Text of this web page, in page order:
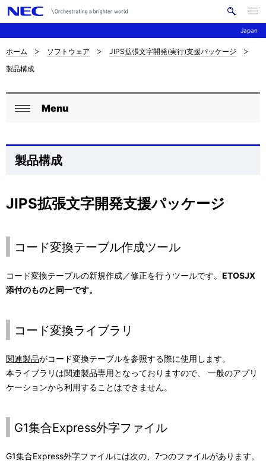
Japan
イ
メ
ニ
ュ
ナ
ビ
ゲ
ョ
サ
イ
ト
の
現
位
ホーム ソフトウェア
JIPS拡張文字開発(実行)支援パッケージ
製品構成
ロ
カ
ナ
ゲ
シ
ン
る
Menu
製品構成
JIPS拡張文字開発支援パッケージ
コード変換テーブル作成ツール
コード変換テーブルの新規作成／修正を行うツールです。 ETOSJX
添付のものと同一です。
コード変換ライブラリ
関連製品がコード変換テーブルを参照する際に使用します。
本ライブラリは関連製品専用となっておりますので、 一般のアプリ
ケーションから利用することはできません。
G1集合Express外字ファイル
G1集合Express外字ファイルには次の、7つのファイルがあります。